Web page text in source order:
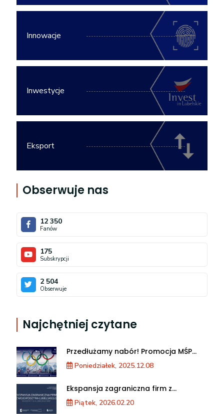
Innowacje
Inwestycje
Eksport
Obserwuje nas
12 350
Fanów
175
Subskrypcji
2 504
Obserwuje
Najchętniej czytane
Przedłużamy nabór! Promocja MŚP
podczas XXV Zimowych Igrzysk
Olimpijskich we Włoszech
Poniedziałek, 2025.12.08
Ekspansja zagraniczna firm z
województwa lubelskiego. Warsztaty
dla MŚP
Piątek, 2026.02.20